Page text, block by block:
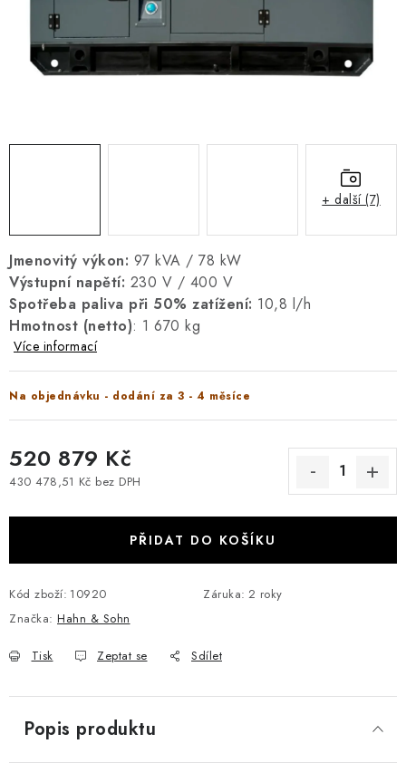
BLOG
Jmenovitý výkon: 97 kVA / 78 kW
Výstupní napětí: 230 V / 400 V
Spotřeba paliva při 50% zatížení: 10,8 l/h
Hmotnost (netto): 1 670 kg
Více informací
Na objednávku - dodání za 3 - 4 měsíce
520 879 Kč
430 478,51 Kč bez DPH
PŘIDAT DO KOŠÍKU
Kód zboží: 10920 Záruka: 2 roky
Značka: Hahn & Sohn
Tisk Zeptat se Sdílet
+ další (7)
Popis produktu